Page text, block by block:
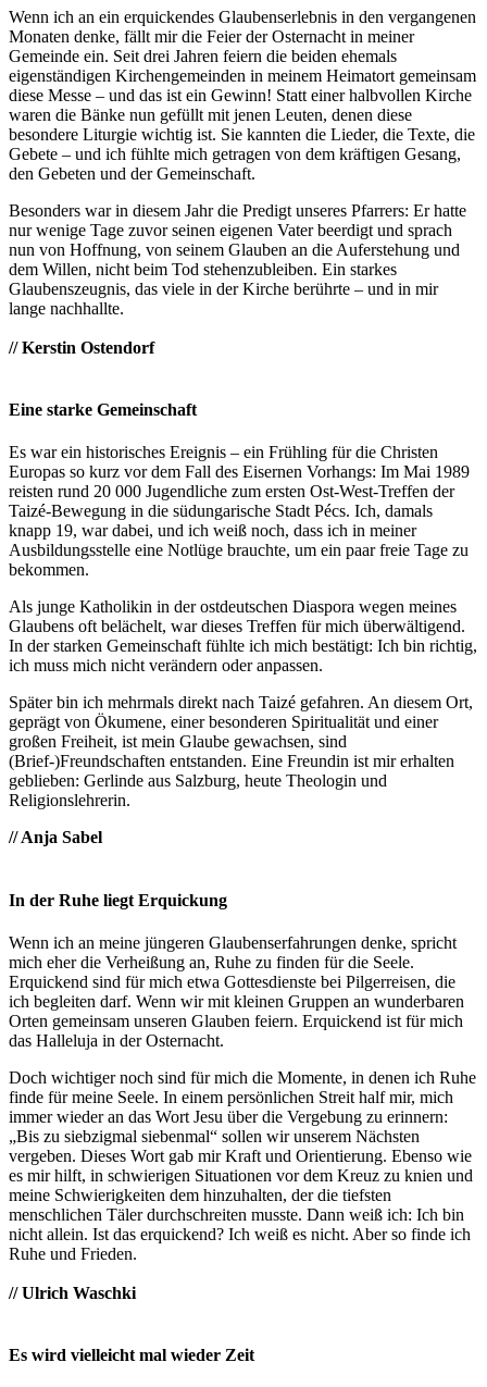
Wenn ich an ein erquickendes Glaubenserlebnis in den vergangenen
Monaten denke, fällt mir die Feier der Osternacht in meiner
Gemeinde ein. Seit drei Jahren feiern die beiden ehemals
eigenständigen Kirchengemeinden in meinem Heimatort gemeinsam
diese Messe – und das ist ein Gewinn! Statt einer halbvollen Kirche
waren die Bänke nun gefüllt mit jenen Leuten, denen diese
besondere Liturgie wichtig ist. Sie kannten die Lieder, die Texte, die
Gebete – und ich fühlte mich getragen von dem kräftigen Gesang,
den Gebeten und der Gemeinschaft.
Besonders war in diesem Jahr die Predigt unseres Pfarrers: Er hatte
nur wenige Tage zuvor seinen eigenen Vater beerdigt und sprach
nun von Hoffnung, von seinem Glauben an die Auferstehung und
dem Willen, nicht beim Tod stehenzubleiben. Ein starkes
Glaubenszeugnis, das viele in der Kirche berührte – und in mir
lange nachhallte.
// Kerstin Ostendorf
Eine starke Gemeinschaft
Es war ein historisches Ereignis – ein Frühling für die Christen
Europas so kurz vor dem Fall des Eisernen Vorhangs: Im Mai 1989
reisten rund 20 000 Jugendliche zum ersten Ost-West-Treffen der
Taizé-Bewegung in die südungarische Stadt Pécs. Ich, damals
knapp 19, war dabei, und ich weiß noch, dass ich in meiner
Ausbildungsstelle eine Notlüge brauchte, um ein paar freie Tage zu
bekommen.
Als junge Katholikin in der ostdeutschen Diaspora wegen meines
Glaubens oft belächelt, war dieses Treffen für mich überwältigend.
In der starken Gemeinschaft fühlte ich mich bestätigt: Ich bin richtig,
ich muss mich nicht verändern oder anpassen.
Später bin ich mehrmals direkt nach Taizé gefahren. An diesem Ort,
geprägt von Ökumene, einer besonderen Spiritualität und einer
großen Freiheit, ist mein Glaube gewachsen, sind
(Brief-)Freundschaften entstanden. Eine Freundin ist mir erhalten
geblieben: Gerlinde aus Salzburg, heute Theologin und
Religionslehrerin.
// Anja Sabel
In der Ruhe liegt Erquickung
Wenn ich an meine jüngeren Glaubenserfahrungen denke, spricht
mich eher die Verheißung an, Ruhe zu finden für die Seele.
Erquickend sind für mich etwa Gottesdienste bei Pilgerreisen, die
ich begleiten darf. Wenn wir mit kleinen Gruppen an wunderbaren
Orten gemeinsam unseren Glauben feiern. Erquickend ist für mich
das Halleluja in der Osternacht.
Doch wichtiger noch sind für mich die Momente, in denen ich Ruhe
finde für meine Seele. In einem persönlichen Streit half mir, mich
immer wieder an das Wort Jesu über die Vergebung zu erinnern:
„Bis zu siebzigmal siebenmal“ sollen wir unserem Nächsten
vergeben. Dieses Wort gab mir Kraft und Orientierung. Ebenso wie
es mir hilft, in schwierigen Situationen vor dem Kreuz zu knien und
meine Schwierigkeiten dem hinzuhalten, der die tiefsten
menschlichen Täler durchschreiten musste. Dann weiß ich: Ich bin
nicht allein. Ist das erquickend? Ich weiß es nicht. Aber so finde ich
Ruhe und Frieden.
// Ulrich Waschki
Es wird vielleicht mal wieder Zeit